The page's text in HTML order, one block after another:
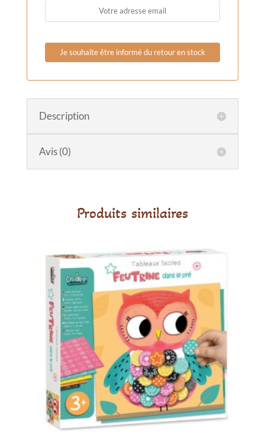
Description
Avis (0)
Produits similaires